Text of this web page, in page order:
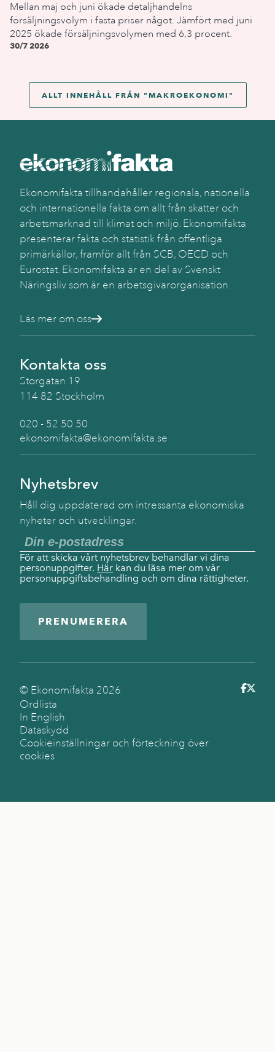
Mellan maj och juni ökade detaljhandelns
försäljningsvolym i fasta priser något. Jämfört med juni
2025 ökade försäljningsvolymen med 6,3 procent.
30/7 2026
ALLT INNEHÅLL FRÅN " MAKROEKONOMI "
Ekonomifakta tillhandahåller regionala, nationella
och internationella fakta om allt från skatter och
arbetsmarknad till klimat och miljö. Ekonomifakta
presenterar fakta och statistik från offentliga
primärkällor, framför allt från SCB, OECD och
Eurostat. Ekonomifakta är en del av Svenskt
Näringsliv som är en arbetsgivarorganisation.
Läs mer om oss
Kontakta oss
Storgatan 19
114 82 Stockholm
020 - 52 50 50
ekonomifakta@ekonomifakta.se
Nyhetsbrev
Håll dig uppdaterad om intressanta ekonomiska
nyheter och utvecklingar.
För att skicka vårt nyhetsbrev behandlar vi dina
personuppgifter. Här kan du läsa mer om vår
personuppgiftsbehandling och om dina rättigheter.
PRENUMERERA
© Ekonomifakta 2026
Ordlista
In English
Dataskydd
Cookieinställningar och förteckning över
cookies